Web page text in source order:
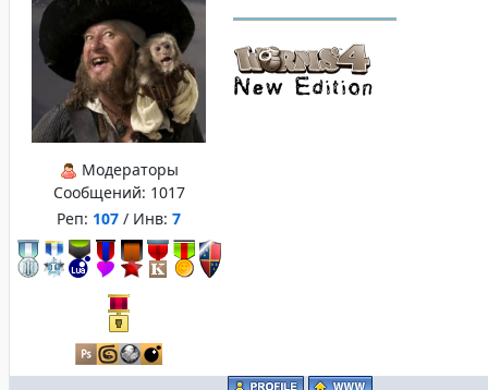
Модераторы
Сообщений: 1017
Реп: 107 / Инв: 7